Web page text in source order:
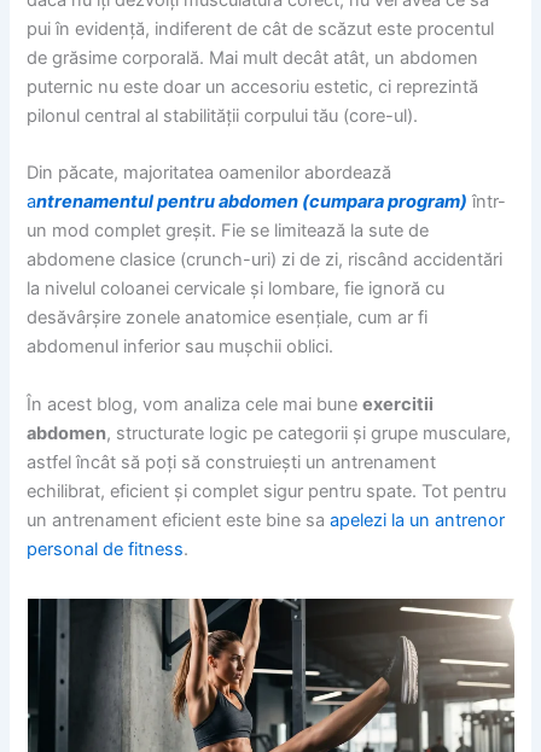
pui în evidență, indiferent de cât de scăzut este procentul
de grăsime corporală. Mai mult decât atât, un abdomen
puternic nu este doar un accesoriu estetic, ci reprezintă
pilonul central al stabilității corpului tău (core-ul).
Din păcate, majoritatea oamenilor abordează
antrenamentul pentru abdomen (cumpara program) într-
un mod complet greșit. Fie se limitează la sute de
abdomene clasice (crunch-uri) zi de zi, riscând accidentări
la nivelul coloanei cervicale și lombare, fie ignoră cu
desăvârșire zonele anatomice esențiale, cum ar fi
abdomenul inferior sau mușchii oblici.
În acest blog, vom analiza cele mai buneexercitii
abdomen, structurate logic pe categorii și grupe musculare,
astfel încât să poți să construiești un antrenament
echilibrat, eficient și complet sigur pentru spate. Tot pentru
un antrenament eficient este bine saapelezi la un antrenor
personal de fitness.